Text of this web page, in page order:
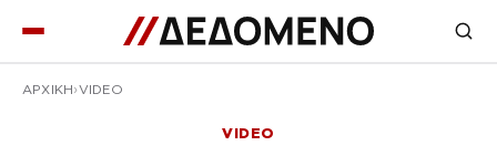
ΑΡΧΙΚΉ VIDEO
VIDEO